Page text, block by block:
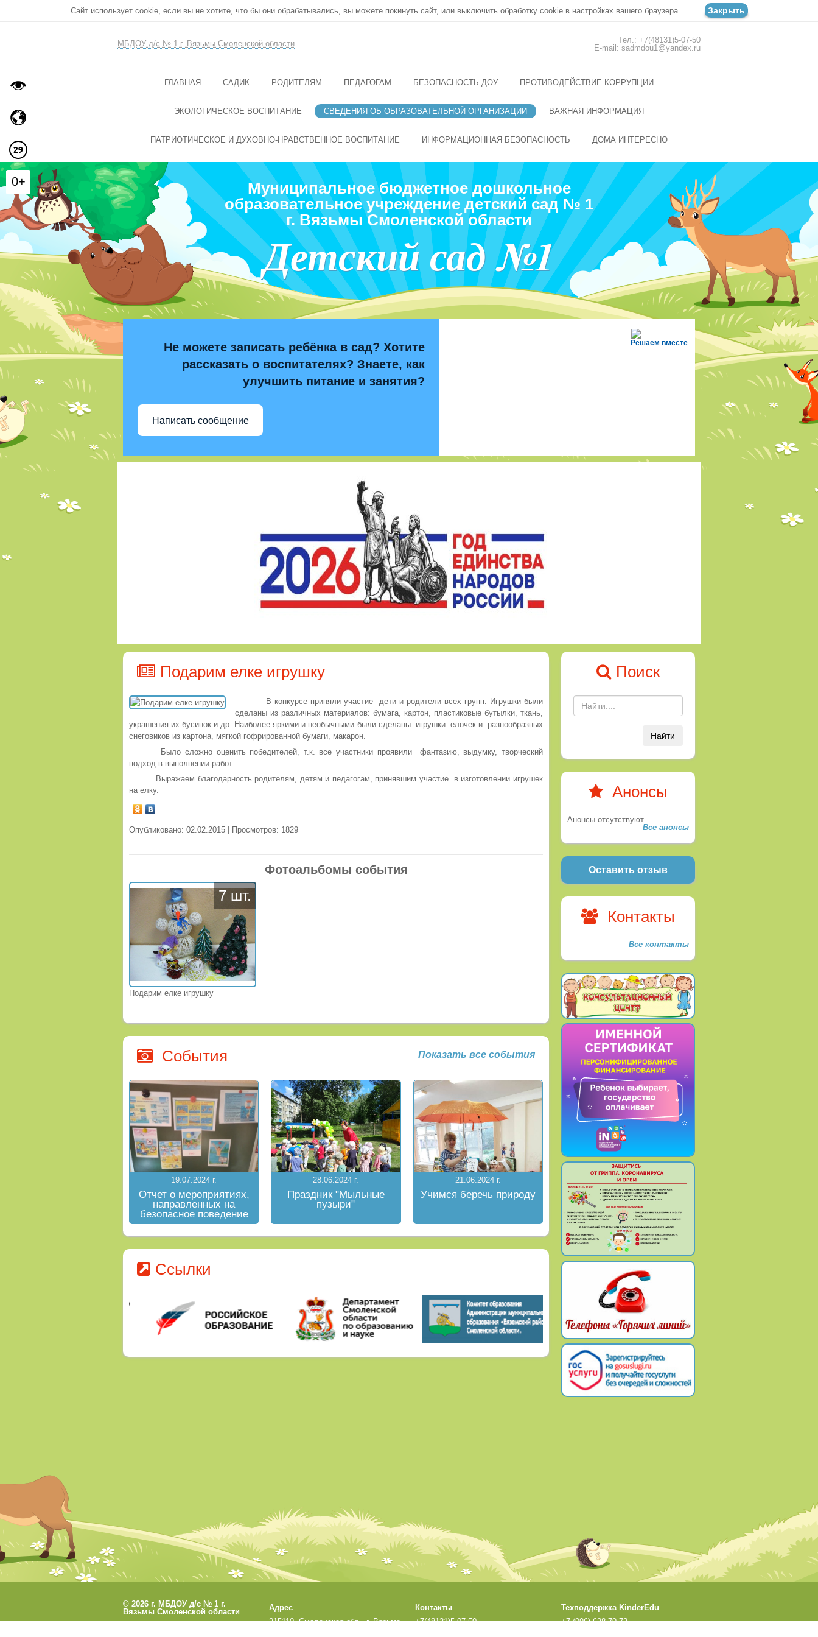
Сайт использует cookie, если вы не хотите, что бы они обрабатывались, вы можете покинуть сайт, или выключить обработку cookie в настройках вашего браузера. Закрыть
МБДОУ д/с № 1 г. Вязьмы Смоленской области
Тел.: +7(48131)5-07-50
E-mail: sadmdou1@yandex.ru
ГЛАВНАЯ САДИК РОДИТЕЛЯМ ПЕДАГОГАМ БЕЗОПАСНОСТЬ ДОУ ПРОТИВОДЕЙСТВИЕ КОРРУПЦИИ
ЭКОЛОГИЧЕСКОЕ ВОСПИТАНИЕ СВЕДЕНИЯ ОБ ОБРАЗОВАТЕЛЬНОЙ ОРГАНИЗАЦИИ ВАЖНАЯ ИНФОРМАЦИЯ
ПАТРИОТИЧЕСКОЕ И ДУХОВНО-НРАВСТВЕННОЕ ВОСПИТАНИЕ ИНФОРМАЦИОННАЯ БЕЗОПАСНОСТЬ ДОМА ИНТЕРЕСНО
Муниципальное бюджетное дошкольное
образовательное учреждение детский сад № 1
г. Вязьмы Смоленской области
Детский сад №1
Решаем вместе
Не можете записать ребёнка в сад? Хотите
рассказать о воспитателях? Знаете, как
улучшить питание и занятия?
Написать сообщение
Подарим елке игрушку
В конкурсе приняли участие дети и родители всех групп. Игрушки были
сделаны из различных материалов: бумага, картон, пластиковые бутылки, ткань,
украшения их бусинок и др. Наиболее яркими и необычными были сделаны игрушки елочек и разнообразных
снеговиков из картона, мягкой гофрированной бумаги, макарон.
Было сложно оценить победителей, т.к. все участники проявили фантазию, выдумку, творческий
подход в выполнении работ.
Выражаем благодарность родителям, детям и педагогам, принявшим участие в изготовлении игрушек
на елку.
Опубликовано: 02.02.2015 | Просмотров: 1829
Фотоальбомы события
7 шт.
Подарим елке игрушку
События Показать все события
19.07.2024 г.
Отчет о мероприятиях,
направленных на
безопасное поведение
на водных объектах в
летний период
28.06.2024 г.
Праздник "Мыльные
пузыри"
21.06.2024 г.
Учимся беречь природу
Ссылки
Поиск
Найти
Анонсы
Анонсы отсутствуют
Все анонсы
Оставить отзыв
Контакты
Все контакты
© 2026 г. МБДОУ д/с № 1 г.
Вязьмы Смоленской области
Адрес
215110, Смоленская обл., г. Вязьма,
Контакты
+7(48131)5-07-50
Техподдержка KinderEdu
+7 (996) 628-79-73
0+